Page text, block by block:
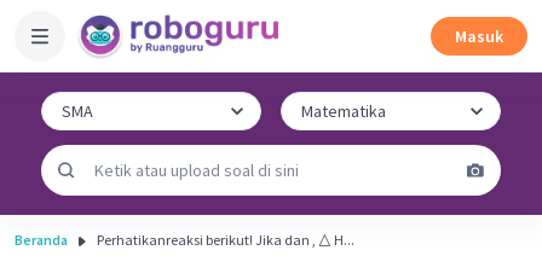
Masuk
Beranda Perhatikanreaksi berikut! Jika dan , △ H...